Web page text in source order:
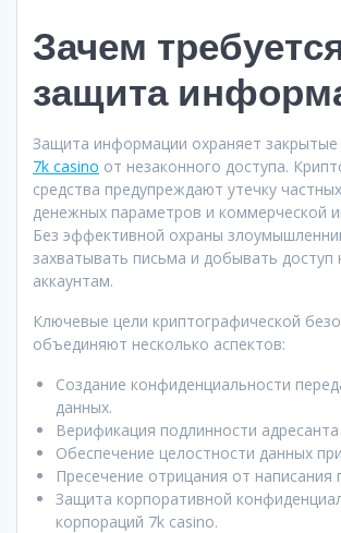
Зачем
защита
Защита информации охраняет
7k casino от незаконного доступа.
средства предупреждают утечку
денежных параметров и коммерческой
Без эффективной охраны
захватывать письма и добывать доступ
аккаунтам.
Ключевые цели криптографической
объединяют несколько аспектов:
Создание конфиденциальности
данных.
Верификация подлинности
Обеспечение целостности данных
Пресечение отрицания от написания
Защита корпоративной
корпораций 7k casino.